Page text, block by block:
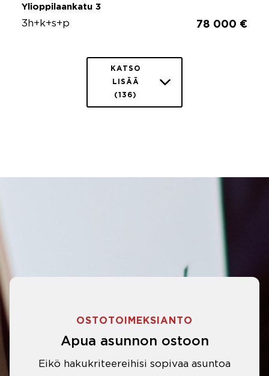
Ylioppilaankatu 3
3h+k+s+p 78 000 €
KATSO
LISÄÄ
(136)
OSTOTOIMEKSIANTO
Apua asunnon ostoon
Eikö hakukriteereihisi sopivaa asuntoa